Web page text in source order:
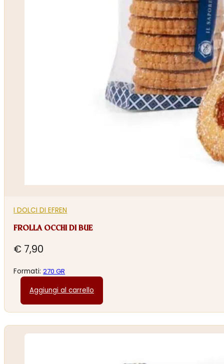
I DOLCI DI EFREN
FROLLA OCCHI DI BUE
€ 7,90
Formati:270 GR
Aggiungi al carrello